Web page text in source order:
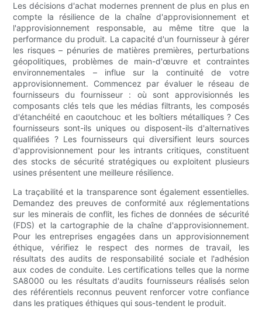
Les décisions d'achat modernes prennent de plus en plus en
compte la résilience de la chaîne d'approvisionnement et
l'approvisionnement responsable, au même titre que la
performance du produit. La capacité d'un fournisseur à gérer
les risques – pénuries de matières premières, perturbations
géopolitiques, problèmes de main-d'œuvre et contraintes
environnementales – influe sur la continuité de votre
approvisionnement. Commencez par évaluer le réseau de
fournisseurs du fournisseur : où sont approvisionnés les
composants clés tels que les médias filtrants, les composés
d'étanchéité en caoutchouc et les boîtiers métalliques ? Ces
fournisseurs sont-ils uniques ou disposent-ils d'alternatives
qualifiées ? Les fournisseurs qui diversifient leurs sources
d'approvisionnement pour les intrants critiques, constituent
des stocks de sécurité stratégiques ou exploitent plusieurs
usines présentent une meilleure résilience.
La traçabilité et la transparence sont également essentielles.
Demandez des preuves de conformité aux réglementations
sur les minerais de conflit, les fiches de données de sécurité
(FDS) et la cartographie de la chaîne d'approvisionnement.
Pour les entreprises engagées dans un approvisionnement
éthique, vérifiez le respect des normes de travail, les
résultats des audits de responsabilité sociale et l'adhésion
aux codes de conduite. Les certifications telles que la norme
SA8000 ou les résultats d'audits fournisseurs réalisés selon
des référentiels reconnus peuvent renforcer votre confiance
dans les pratiques éthiques qui sous-tendent le produit.